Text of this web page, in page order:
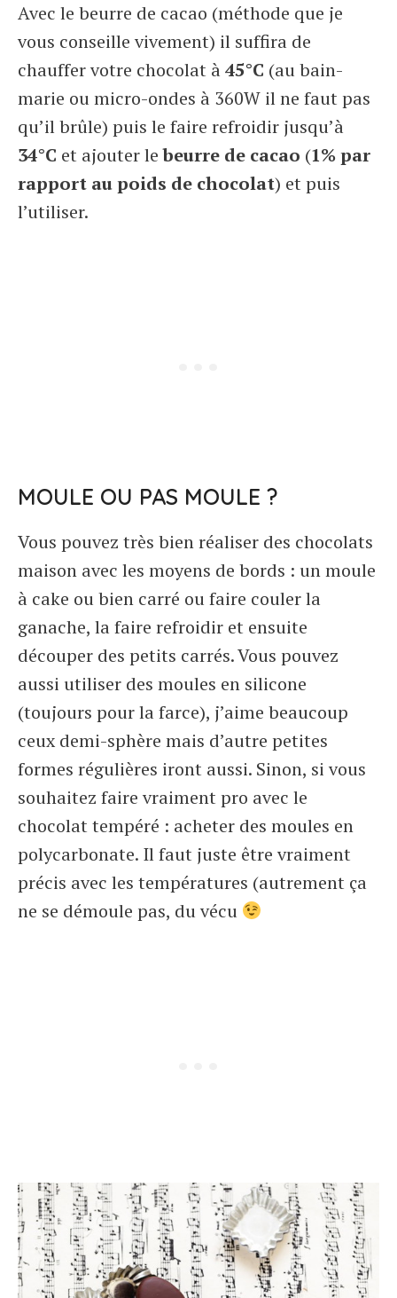
Avec le beurre de cacao (méthode que je
vous conseille vivement) il suffira de
chauffer votre chocolat à45°C (au bain-
marie ou micro-ondes à 360W il ne faut pas
qu’il brûle) puis le faire refroidir jusqu’à
34°C et ajouter lebeurre de cacao (1% par
rapport au poids de chocolat) et puis
l’utiliser.
MOULE OU PAS MOULE ?
Vous pouvez très bien réaliser des chocolats
maison avec les moyens de bords : un moule
à cake ou bien carré ou faire couler la
ganache, la faire refroidir et ensuite
découper des petits carrés. Vous pouvez
aussi utiliser des moules en silicone
(toujours pour la farce), j’aime beaucoup
ceux demi-sphère mais d’autre petites
formes régulières iront aussi. Sinon, si vous
souhaitez faire vraiment pro avec le
chocolat tempéré : acheter des moules en
polycarbonate. Il faut juste être vraiment
précis avec les températures (autrement ça
ne se démoule pas, du vécu